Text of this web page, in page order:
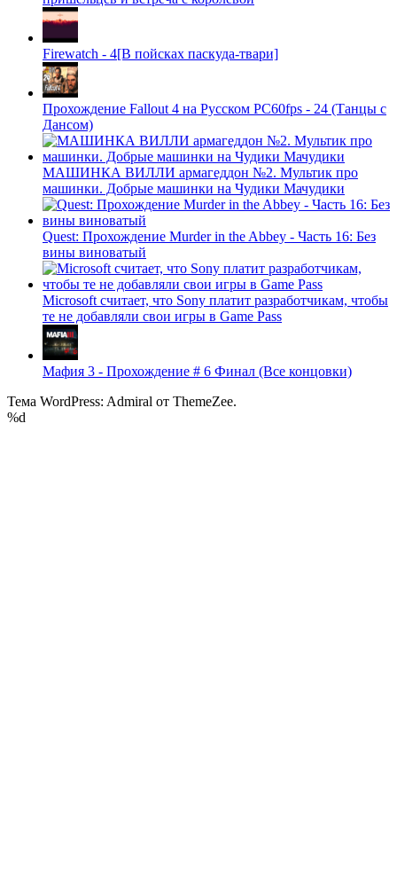
Firewatch - 4[В пойсках паскуда-твари]
Прохождение Fallout 4 на Русском PС60fps - 24 (Танцы с
Дансом)
МАШИНКА ВИЛЛИ армагеддон №2. Мультик про
машинки. Добрые машинки на Чудики Мачудики
Quest: Прохождение Murder in the Abbey - Часть 16: Без
вины виноватый
Microsoft считает, что Sony платит разработчикам, чтобы
те не добавляли свои игры в Game Pass
Мафия 3 - Прохождение # 6 Финал (Все концовки)
Тема WordPress: Admiral от ThemeZee.
%d